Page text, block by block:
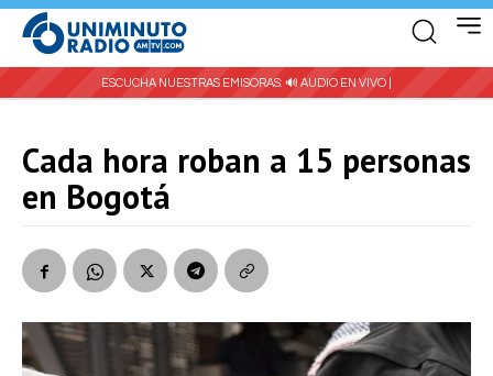
ESCUCHA NUESTRAS EMISORAS: 🔊 AUDIO EN VIVO |
Cada hora roban a 15 personas
en Bogotá